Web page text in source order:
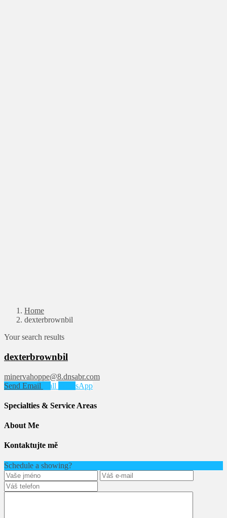
Home
dexterbrownbil
Your search results
dexterbrownbil
minervahoppe@8.dnsabr.com
Send Email
Call WhatsApp
Specialties & Service Areas
About Me
Kontaktujte mě
Schedule a showing?